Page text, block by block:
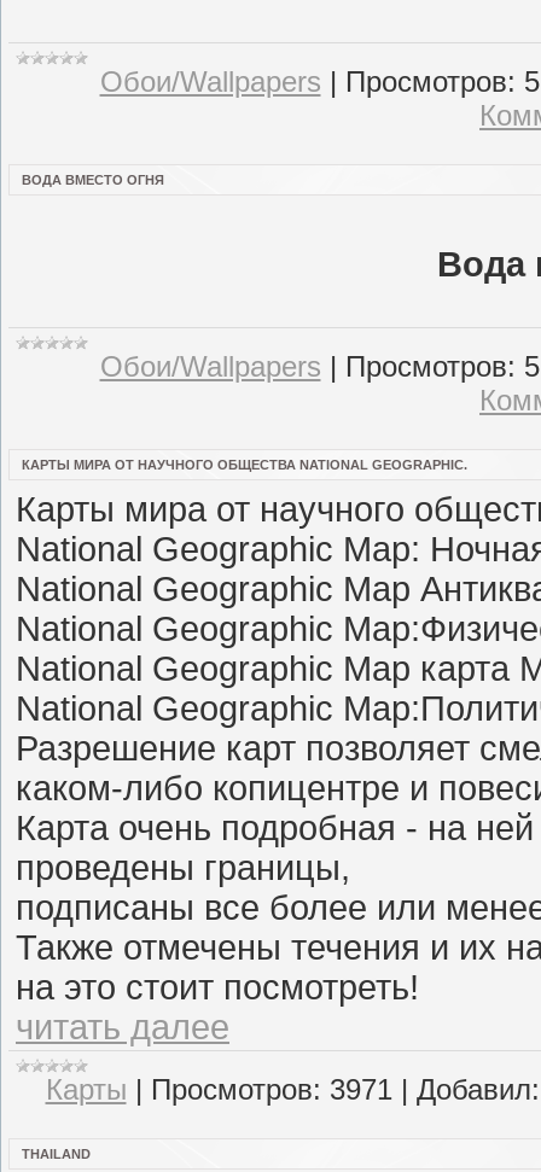
Обои/Wallpapers | Просмотров:
ВОДА ВМЕСТО ОГНЯ
Вода
Обои/Wallpapers | Просмотров:
КАРТЫ МИРА ОТ НАУЧНОГО ОБЩЕСТВА NATIONAL GEOGRAPHIC.
Карты мира от научного
National Geographic Map:
National Geographic Map
National Geographic
National Geographic Map карта
National Geographic
Разрешение карт позволяет
каком-либо копицентре и
Карта очень подробная - на
проведены границы,
подписаны все более или
Также отмечены течения и их
на это стоит посмотреть!
читать далее
Карты | Просмотров: 3971| Добавил:
THAILAND